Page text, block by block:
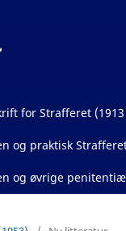
for Strafferet (1913
og praktisk
og øvrige